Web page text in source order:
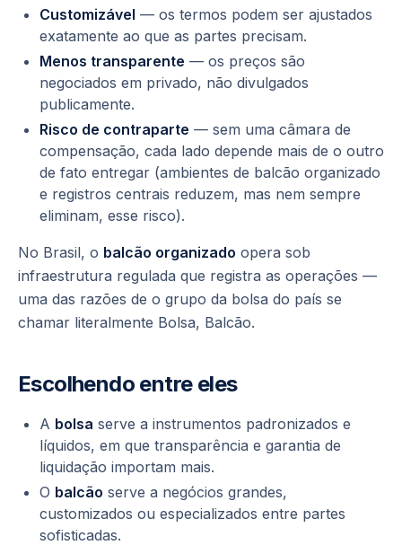
Customizável — os termos podem ser ajustados
exatamente ao que as partes precisam.
Menos transparente — os preços são
negociados em privado, não divulgados
publicamente.
Risco de contraparte — sem uma câmara de
compensação, cada lado depende mais de o outro
de fato entregar (ambientes de balcão organizado
e registros centrais reduzem, mas nem sempre
eliminam, esse risco).
No Brasil, o balcão organizado opera sob
infraestrutura regulada que registra as operações —
uma das razões de o grupo da bolsa do país se
chamar literalmente Bolsa, Balcão.
Escolhendo entre eles
A bolsa serve a instrumentos padronizados e
líquidos, em que transparência e garantia de
liquidação importam mais.
O balcão serve a negócios grandes,
customizados ou especializados entre partes
sofisticadas.